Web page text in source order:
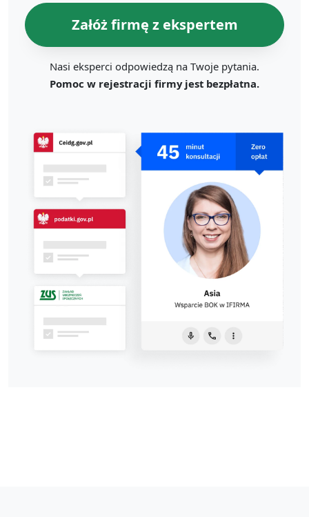
Załóż firmę z ekspertem
Nasi eksperci odpowiedzą na Twoje pytania.
Pomoc w rejestracji firmy jest bezpłatna.